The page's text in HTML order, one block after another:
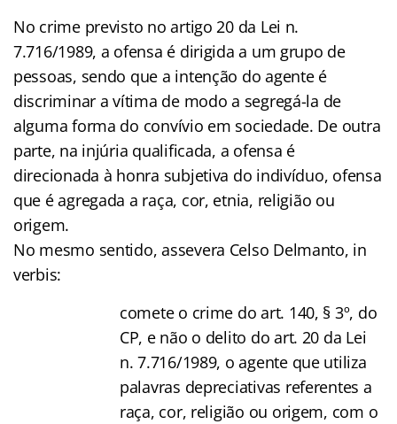
No crime previsto no artigo 20 da Lei n.
7.716/1989, a ofensa é dirigida a um grupo de
pessoas, sendo que a intenção do agente é
discriminar a vítima de modo a segregá-la de
alguma forma do convívio em sociedade. De outra
parte, na injúria qualificada, a ofensa é
direcionada à honra subjetiva do indivíduo, ofensa
que é agregada a raça, cor, etnia, religião ou
origem.
No mesmo sentido, assevera Celso Delmanto, in
verbis:
comete o crime do art. 140, § 3º, do
CP, e não o delito do art. 20 da Lei
n. 7.716/1989, o agente que utiliza
palavras depreciativas referentes a
raça, cor, religião ou origem, com o